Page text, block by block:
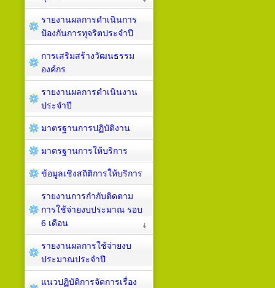
รายงานผลการดำเนินการ
ป้องกันการทุจริตประจำปี
การเสริมสร้างวัฒนธรรม
องค์กร
รายงานผลการดำเนินงาน
ประจำปี
มาตรฐานการปฏิบัติงาน
มาตรฐานการให้บริการ
ข้อมูลเชิงสถิติการให้บริการ
รายงานการกำกับติดตาม
การใช้จ่ายงบประมาณ รอบ
6 เดือน
รายงานผลการใช้จ่ายงบ
ประมาณประจำปี
แนวปฏิบัติการจัดการเรื่อง